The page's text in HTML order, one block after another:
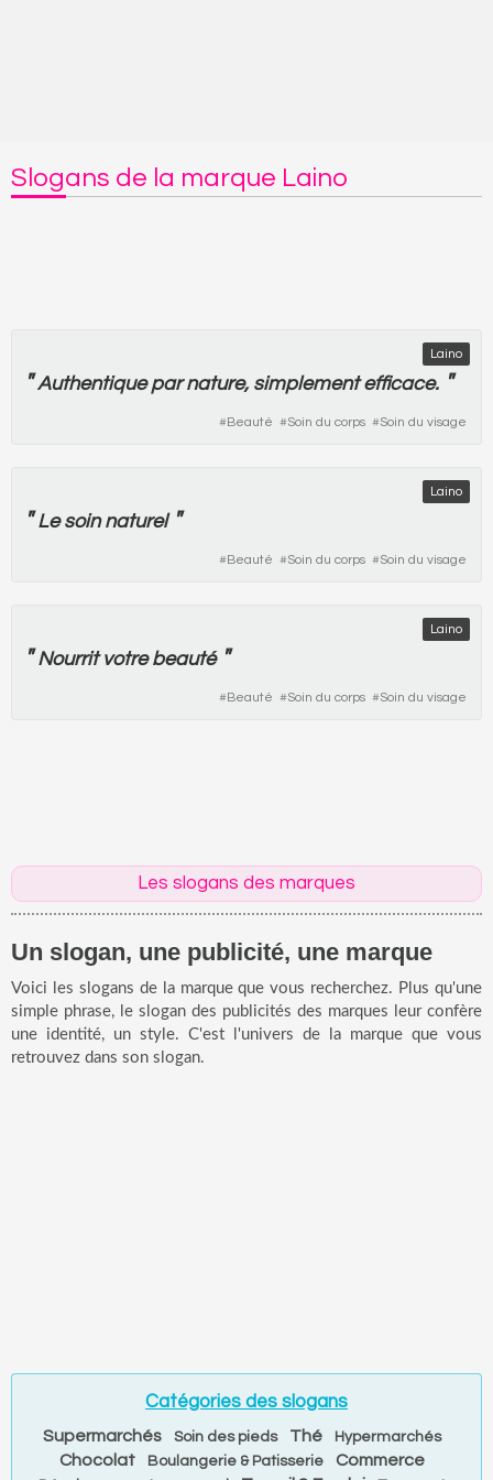
Slogans de la marque Laino
Laino
" Authentique par nature, simplement efficace. "
#Beauté #Soin du corps #Soin du visage
Laino
" Le soin naturel "
#Beauté #Soin du corps #Soin du visage
Laino
" Nourrit votre beauté "
#Beauté #Soin du corps #Soin du visage
Les slogans des marques
Un slogan, une publicité, une marque
Voici les slogans de la marque que vous recherchez. Plus qu'une
simple phrase, le slogan des publicités des marques leur confère
une identité, un style. C'est l'univers de la marque que vous
retrouvez dans son slogan.
Catégories des slogans
Supermarchés Soin des pieds Thé Hypermarchés
Chocolat Boulangerie & Patisserie Commerce